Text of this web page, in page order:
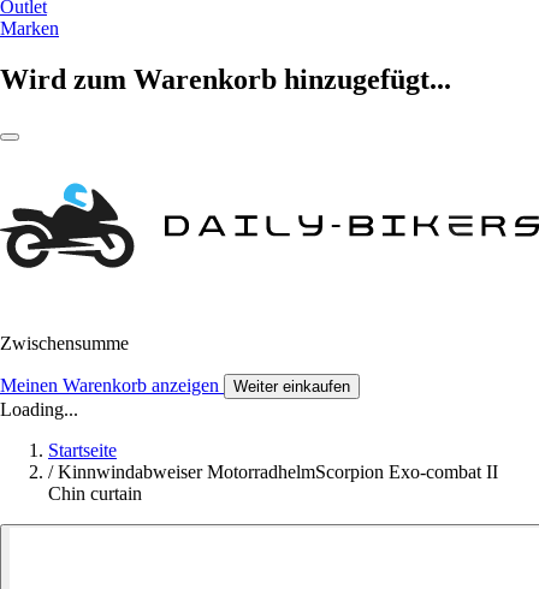
Outlet
Marken
Wird zum Warenkorb hinzugefügt...
Zwischensumme
Meinen Warenkorb anzeigen Weiter einkaufen
Loading...
Startseite
/ Kinnwindabweiser MotorradhelmScorpion Exo-combat II
Chin curtain